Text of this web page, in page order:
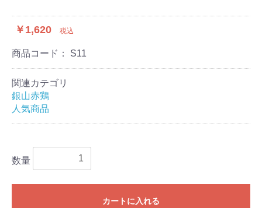
￥1,620 税込
商品コード： S11
関連カテゴリ
銀山赤鶏
人気商品
数量
カートに入れる